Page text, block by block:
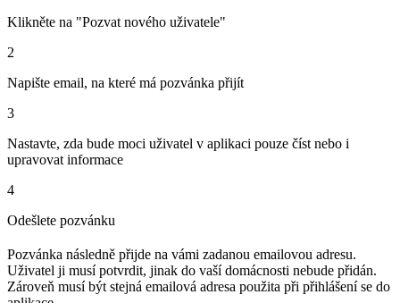
Klikněte na "Pozvat nového uživatele"
2
Napište email, na které má pozvánka přijít
3
Nastavte, zda bude moci uživatel v aplikaci pouze číst nebo i
upravovat informace
4
Odešlete pozvánku
Pozvánka následně přijde na vámi zadanou emailovou adresu.
Uživatel ji musí potvrdit, jinak do vaší domácnosti nebude přidán.
Zároveň musí být stejná emailová adresa použita při přihlášení se do